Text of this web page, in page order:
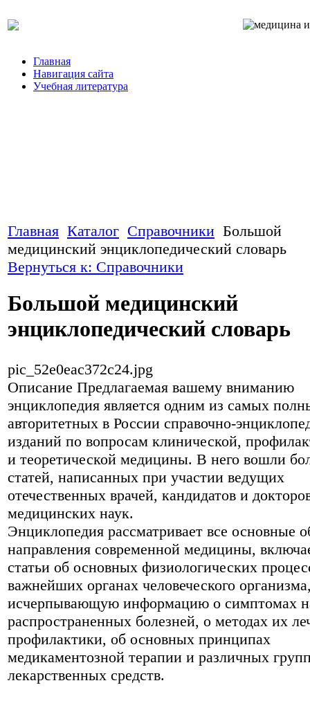
Главная
Навигация сайта
Учебная литература
Главная Каталог Справочники Большой
медицинский энциклопедический словарь
Вернуться к: Справочники
Большой медицинский
энциклопедический словарь
pic_52e0eac372c24.jpg
Описание Предлагаемая вашему вниманию
энциклопедия является одним из самых
авторитетных в России справочно-
изданий по вопросам клинической,
и теоретической медицины. В него вошли
статей, написанных при участии ведущих
отечественных врачей, кандидатов и
медицинских наук.
Энциклопедия рассматривает все основные
направления современной медицины,
статьи об основных физиологических
важнейших органах человеческого
исчерпывающую информацию о симптомах
распространенных болезней, о методах их
профилактики, об основных принципах
медикаментозной терапии и различных
лекарственных средств.